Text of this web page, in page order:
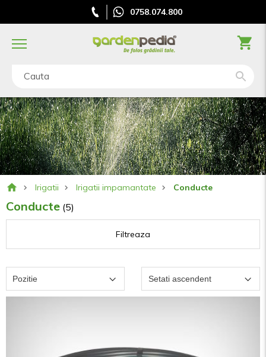
0758.074.800
Cauta
Irigatii Irigatii impamantate Conducte
Conducte (5)
Filtreaza